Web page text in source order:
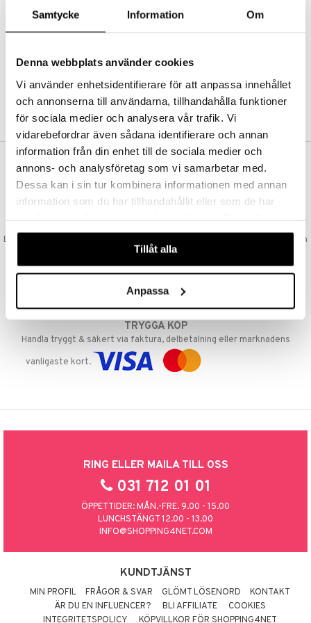
Samtycke Information Om
Denna webbplats använder cookies
Vi använder enhetsidentifierare för att anpassa innehållet
och annonserna till användarna, tillhandahålla funktioner
för sociala medier och analysera vår trafik. Vi
vidarebefordrar även sådana identifierare och annan
information från din enhet till de sociala medier och
annons- och analysföretag som vi samarbetar med.
Dessa kan i sin tur kombinera informationen med annan
information som du har tillhandahållit eller som de har
våra cookies vid fortsatt användande av vår webbplats.
Tillåt alla
Anpassa
Abonnemang
Bevaka produkter
Recensera produkter
SKAPA KUND
VAD KOSTAR FRAKTEN?
Vi erbjuder fri frakt från 350 kr. Vår gräns för fraktfri leverans bestäms
utifån vilken avdelning du handlar från. Läs mer här »
Beställningar lagda före 14:00 (gäller varor i lager) skickas normalt ut från
oss samma dag.
GODKÄND AV LÄKEMEDELSVERKET
EU-logotypen är symbolen som visar att vi är godkända av
TRYGGA KÖP
Handla tryggt & säkert via faktura, delbetalning eller marknadens
vanligaste kort.
RING ELLER MAILA TILL OSS
031 712 01 01
ÖPPETTIDER: MÅN.-FRE. 9.00 - 15.00
LUNCHSTÄNGT 12.00 - 13.00
INFO@SHOPPING4NET.COM
KUNDTJÄNST
MIN PROFIL FRÅGOR & SVAR GLÖMT LÖSENORD
KONTAKT
ÄR DU EN INFLUENCER?
BLI AFFILIATE
COOKIES
INTEGRITETSPOLICY
KÖPVILLKOR FÖR SHOPPING4NET